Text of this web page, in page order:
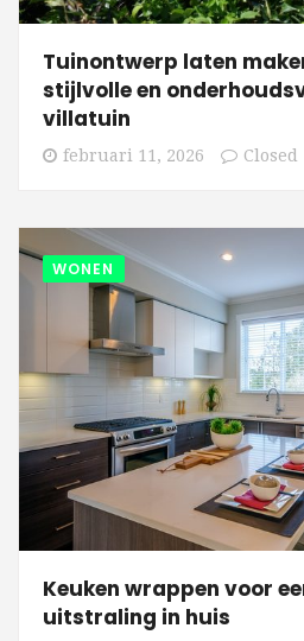
Tuinontwerp laten
stijlvolle en
villatuin
februari 11, 2026 Closed
WONEN
Keuken wrappen voor
uitstraling in huis